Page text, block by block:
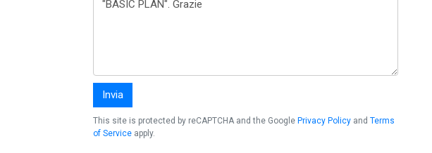
Invia
This site is protected by reCAPTCHA and the Google Privacy Policy and Terms
of Service apply.